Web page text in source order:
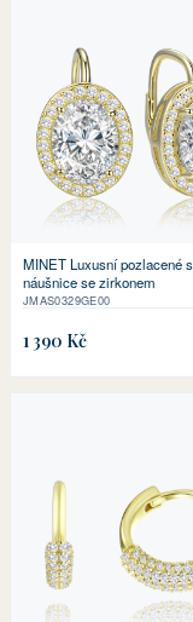
MINET Luxusní pozlacené
náušnice se zirkonem
JMAS0329GE00
1 390 Kč